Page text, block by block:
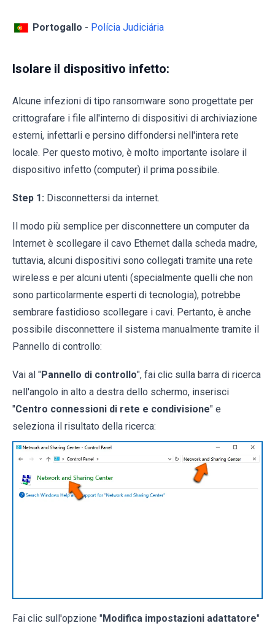
Portogallo - Polícia Judiciária
Isolare il dispositivo infetto:
Alcune infezioni di tipo ransomware sono progettate per
crittografare i file all'interno di dispositivi di archiviazione
esterni, infettarli e persino diffondersi nell'intera rete
locale. Per questo motivo, è molto importante isolare il
dispositivo infetto (computer) il prima possibile.
Step 1: Disconnettersi da internet.
Il modo più semplice per disconnettere un computer da
Internet è scollegare il cavo Ethernet dalla scheda madre,
tuttavia, alcuni dispositivi sono collegati tramite una rete
wireless e per alcuni utenti (specialmente quelli che non
sono particolarmente esperti di tecnologia), potrebbe
sembrare fastidioso scollegare i cavi. Pertanto, è anche
possibile disconnettere il sistema manualmente tramite il
Pannello di controllo:
Vai al "Pannello di controllo", fai clic sulla barra di ricerca
nell'angolo in alto a destra dello schermo, inserisci
"Centro connessioni di rete e condivisione" e
seleziona il risultato della ricerca:
Fai clic sull'opzione "Modifica impostazioni adattatore"